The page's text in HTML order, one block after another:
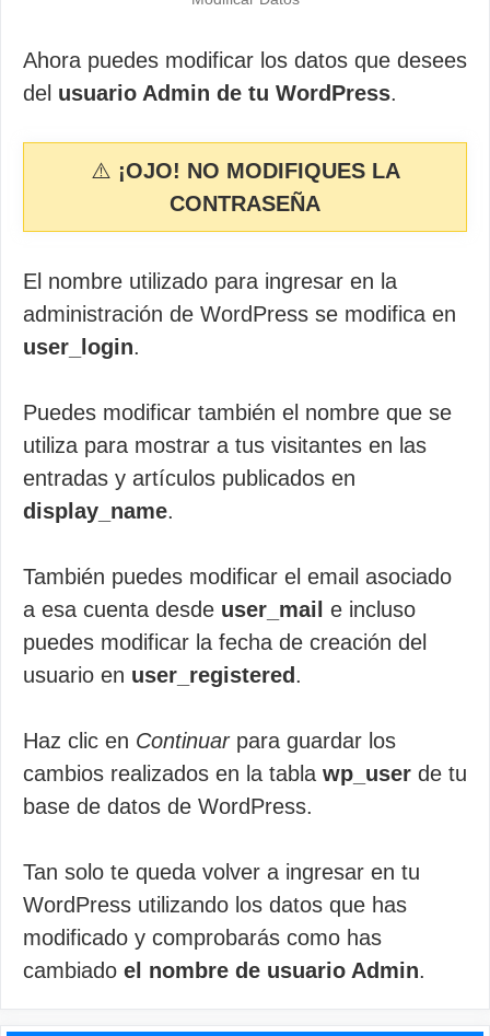
Ahora puedes modificar los datos que desees
del usuario Admin de tu WordPress.
⚠️ ¡OJO! NO MODIFIQUES LA
CONTRASEÑA
El nombre utilizado para ingresar en la
administración de WordPress se modifica en
user_login.
Puedes modificar también el nombre que se
utiliza para mostrar a tus visitantes en las
entradas y artículos publicados en
display_name.
También puedes modificar el email asociado
a esa cuenta desde user_mail e incluso
puedes modificar la fecha de creación del
usuario en user_registered .
Haz clic en Continuarpara guardar los
cambios realizados en la tabla wp_user de tu
base de datos de WordPress.
Tan solo te queda volver a ingresar en tu
WordPress utilizando los datos que has
modificado y comprobarás como has
cambiado el nombre de usuario Admin.